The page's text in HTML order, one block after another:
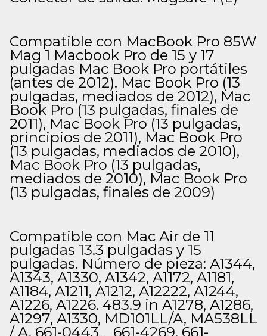
Compatible con MacBook Pro 85W
Mag 1 Macbook Pro de 15 y 17
pulgadas Mac Book Pro portátiles
(antes de 2012). Mac Book Pro (13
pulgadas, mediados de 2012), Mac
Book Pro (13 pulgadas, finales de
2011), Mac Book Pro (13 pulgadas,
principios de 2011), Mac Book Pro
(13 pulgadas, mediados de 2010),
Mac Book Pro (13 pulgadas,
mediados de 2010), Mac Book Pro
(13 pulgadas, finales de 2009)
Compatible con Mac Air de 11
pulgadas 13.3 pulgadas y 15
pulgadas. Número de pieza: A1344,
A1343, A1330, A1342, A1172, A1181,
A1184, A1211, A1212, A12222, A1244,
A1226, A1226. 483.9 in A1278, A1286,
A1297, A1330, MD101LL/A, MA538LL
/ A, 661-0443、 661-4269, 661-